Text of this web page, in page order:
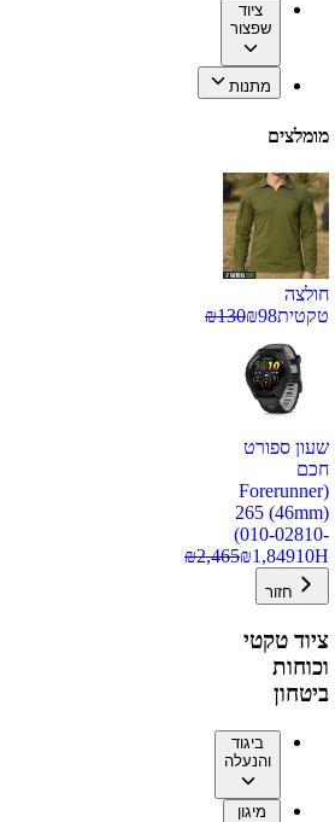
ציוד
שפצור
מתנות
מומלצים
חולצה
טקטית
₪98
₪130
שעון ספורט
חכם
(Forerunner
265 (46mm)
(010-02810-
10H
₪1,849
₪2,465
חזור
ציוד טקטי
וכוחות
ביטחון
ביגוד
והנעלה
מיגון